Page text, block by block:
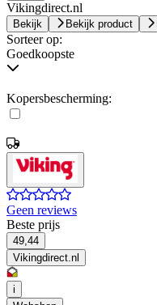
Vikingdirect.nl
Bekijk Bekijk product
Sorteer op:
Goedkoopste
Kopersbescherming:
Geen reviews
Beste prijs
49,44
Vikingdirect.nl
i